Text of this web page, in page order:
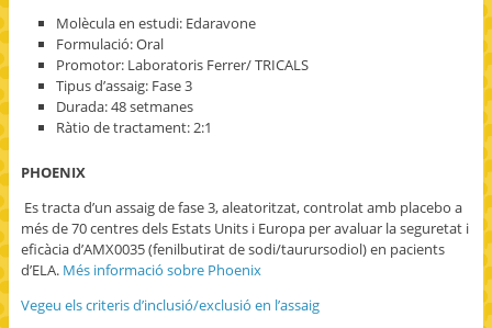
Molècula en estudi: Edaravone
Formulació: Oral
Promotor: Laboratoris Ferrer/ TRICALS
Tipus d’assaig: Fase 3
Durada: 48 setmanes
Ràtio de tractament: 2:1
PHOENIX
Es tracta d’un assaig de fase 3, aleatoritzat, controlat amb placebo a
més de 70 centres dels Estats Units i Europa per avaluar la seguretat i
eficàcia d’AMX0035 (fenilbutirat de sodi/taurursodiol) en pacients
d’ELA. Més informació sobre Phoenix
Vegeu els criteris d’inclusió/exclusió en l’assaig